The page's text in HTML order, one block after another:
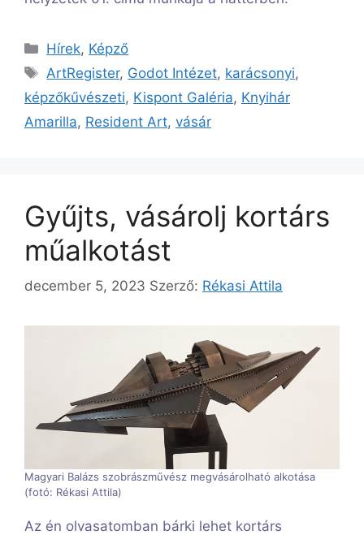
Kategória
Hírek, Képző
Címkék
ArtRegister, Godot Intézet, karácsonyi,
képzőkűvészeti, Kispont Galéria, Knyihár
Amarilla, Resident Art, vásár
Gyűjts, vásárolj kortárs
műalkotást
december 5, 2023 Szerző: Rékasi Attila
Magyari Balázs szobrászművész megvásárolható alkotása
(fotó: Rékasi Attila)
Az én olvasatomban bárki lehet kortárs